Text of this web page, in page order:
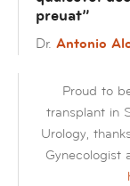
preuat”
Dr. Antonio
Proud to
transplant in
Urology,
Gynecologist